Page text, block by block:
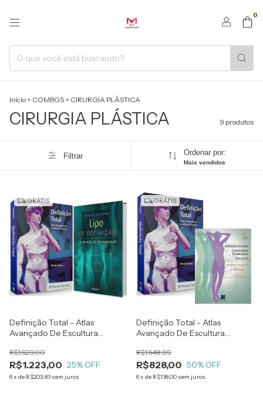
0
Início > COMBOS > CIRURGIA PLÁSTICA
CIRURGIA PLÁSTICA 9 produtos
Filtrar Ordenar por:
Mais vendidos
GRÁTIS
Definição Total - Atlas
Avançado De Escultura
Atlas De Definição 3ª Geração
Da Lipoaspiração - Osvaldo
Saldanha
R$1.223,00
R$1.629,00
25% OFF
6x de R$203,83 sem juros
GRÁTIS
Definição Total - Atlas
Avançado De Escultura
Lipoescultura, Contorno
Corporal E Celulite
R$828,00
R$1.648,99
50% OFF
6x de R$138,00 sem juros